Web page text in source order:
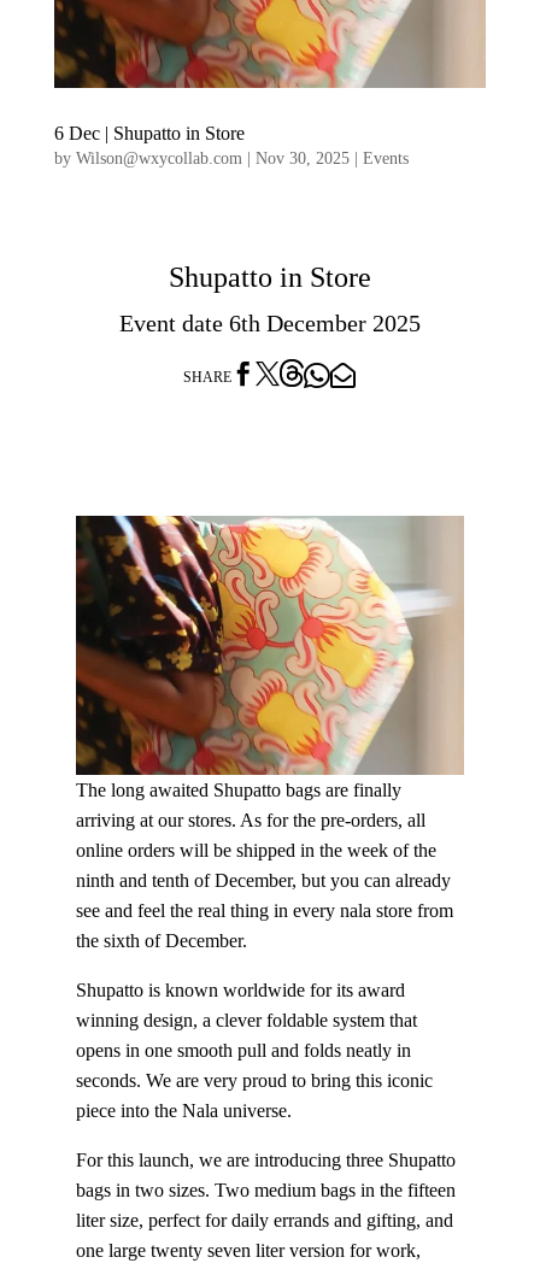
6 Dec | Shupatto in Store
by Wilson@wxycollab.com| Nov 30, 2025| Events
Shupatto in Store
Event date 6th December 2025
SHARE   
The long awaited Shupatto bags are finally
arriving at our stores. As for the pre-orders, all
online orders will be shipped in the week of the
ninth and tenth of December, but you can already
see and feel the real thing in every nala store from
the sixth of December.
Shupatto is known worldwide for its award
winning design, a clever foldable system that
opens in one smooth pull and folds neatly in
seconds. We are very proud to bring this iconic
piece into the Nala universe.
For this launch, we are introducing three Shupatto
bags in two sizes. Two medium bags in the fifteen
liter size, perfect for daily errands and gifting, and
one large twenty seven liter version for work,